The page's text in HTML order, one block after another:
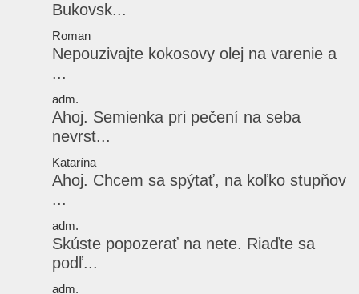
Bukovsk...
Roman
Nepouzivajte kokosovy olej na varenie a
...
adm.
Ahoj. Semienka pri pečení na seba
nevrst...
Katarína
Ahoj. Chcem sa spýtať, na koľko stupňov
...
adm.
Skúste popozerať na nete. Riaďte sa
podľ...
adm.